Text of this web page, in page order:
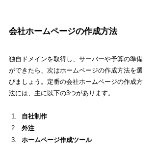
会社ホームページの作成方法
独自ドメインを取得し、サーバーや予算の準備
ができたら、次はホームページの作成方法を選
びましょう。定番の会社ホームページの作成方
法には、主に以下の3つがあります。
自社制作
外注
ホームページ作成ツール